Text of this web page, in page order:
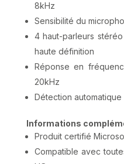
8kHz
Sensibilité du
4 haut-parleurs
haute définition
Réponse en
20kHz
Détection
Informations
Produit certifié
Compatible avec